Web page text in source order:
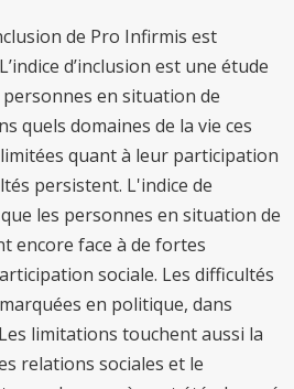
de Pro Infirmis est
d’inclusion est une étude
en situation de
quels domaines de la vie ces
quant à leur participation
persistent. L'indice de
les personnes en situation de
encore face à de fortes
sociale. Les difficultés
en politique, dans
limitations touchent aussi la
relations sociales et le